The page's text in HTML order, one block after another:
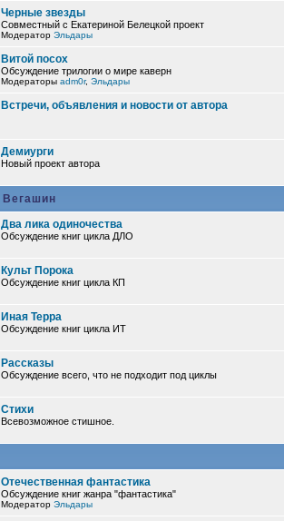
Черные звезды
Совместный с Екатериной Белецкой проект
Модератор Эльдары
Витой посох
Обсуждение трилогии о мире каверн
Модераторы adm0r, Эльдары
Встречи, объявления и новости от автора
Демиурги
Новый проект автора
Два лика одиночества
Обсуждение книг цикла ДЛО
Культ Порока
Обсуждение книг цикла КП
Иная Терра
Обсуждение книг цикла ИТ
Рассказы
Обсуждение всего, что не подходит под циклы
Стихи
Всевозможное стишное.
Отечественная фантастика
Обсуждение книг жанра "фантастика"
Модератор Эльдары